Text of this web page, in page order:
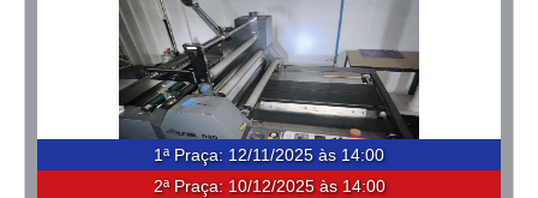
1ª Praça: 12/11/2025 às 14:00
2ª Praça: 10/12/2025 às 14:00